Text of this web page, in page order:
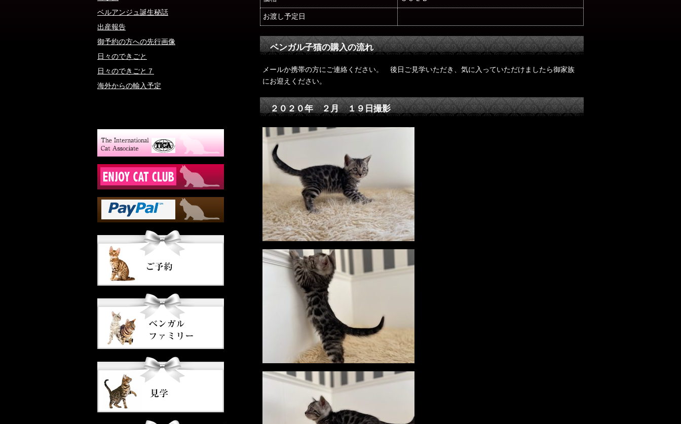
お渡し予定日
ベンガル子猫の購入の流れ
メールか携帯の方にご連絡ください。 後日ご見学いただき、気に入っていただけましたら御家族
にお迎えください。
２０２０年 ２月 １９日撮影
ベルアンジュ誕生秘話
出産報告
御予約の方への先行画像
日々のできごと
日々のできごと７
海外からの輸入予定